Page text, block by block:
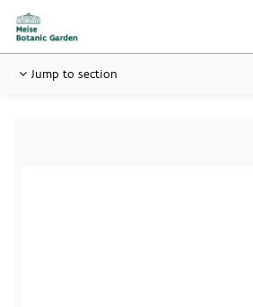
Jump to section